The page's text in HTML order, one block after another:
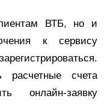
ВТБ, но и
к сервису
расчетные счета
онлайн-заявку